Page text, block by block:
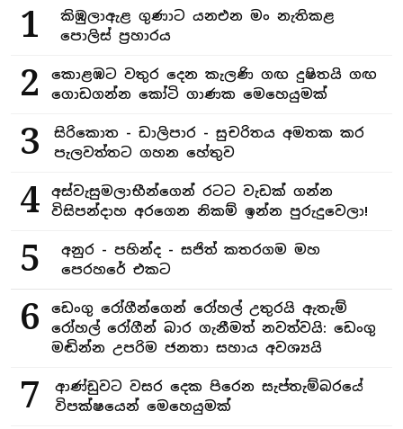
1
කිඹුලාඇළ ගුණාට යනඑන මං නැතිකළ
පොලිස් ප්‍රහාරය
2
කොළඹට වතුර දෙන කැලණි ගඟ දුෂිතයි ගඟ
ගොඩගන්න කෝටි ගාණක මෙහෙයුමක්
3
සිරිකොත - ඩාලිපාර - සුචරිතය අමතක කර
පැලවත්තට ගහන හේතුව
4
අස්වැසුමලාභීන්ගෙන් රටට වැඩක් ගන්න
විසිපන්දාහ අරගෙන නිකම් ඉන්න පුරුදුවෙලා!
5
අනුර - පහින්ද - සජිත් කතරගම මහ
පෙරහරේ එකට
6
ඩෙංගු රෝගීන්ගෙන් රෝහල් උතුරයි ඇතැම්
රෝහල් රෝගීන් බාර ගැනීමත් නවත්වයි: ඩෙංගු
මඬින්න උපරිම ජනතා සහාය අවශ්‍යයි
7
ආණ්ඩුවට වසර දෙක පිරෙන සැප්තැම්බරයේ
විපක්ෂයෙන් මෙහෙයුමක්